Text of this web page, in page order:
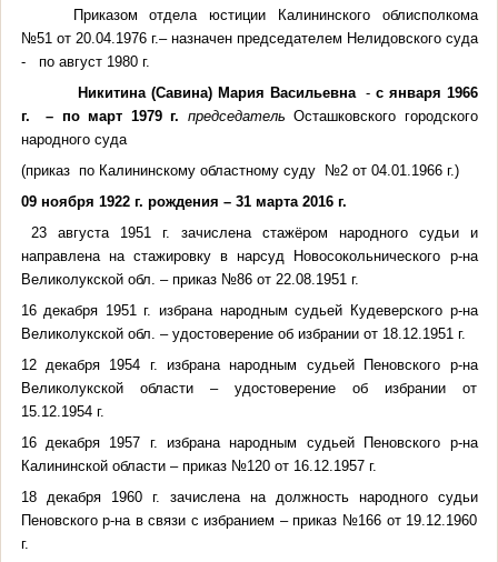
Приказом отдела юстиции Калининского облисполкома
№51 от 20.04.1976 г.– назначен председателем Нелидовского суда
- по август 1980 г.
Никитина (Савина) Мария Васильевна - с января 1966
г. – по март 1979 г. председательОсташковского городского
народного суда
(приказ по Калининскому областному суду №2 от 04.01.1966 г.)
09 ноября 1922 г. рождения – 31 марта 2016 г.
23 августа 1951 г. зачислена стажёром народного судьи и
направлена на стажировку в нарсуд Новосокольнического р-на
Великолукской обл. – приказ №86 от 22.08.1951 г.
16 декабря 1951 г. избрана народным судьей Кудеверского р-на
Великолукской обл. – удостоверение об избрании от 18.12.1951 г.
12 декабря 1954 г. избрана народным судьей Пеновского р-на
Великолукской области – удостоверение об избрании от
15.12.1954 г.
16 декабря 1957 г. избрана народным судьей Пеновского р-на
Калининской области – приказ №120 от 16.12.1957 г.
18 декабря 1960 г. зачислена на должность народного судьи
Пеновского р-на в связи с избранием – приказ №166 от 19.12.1960
г.